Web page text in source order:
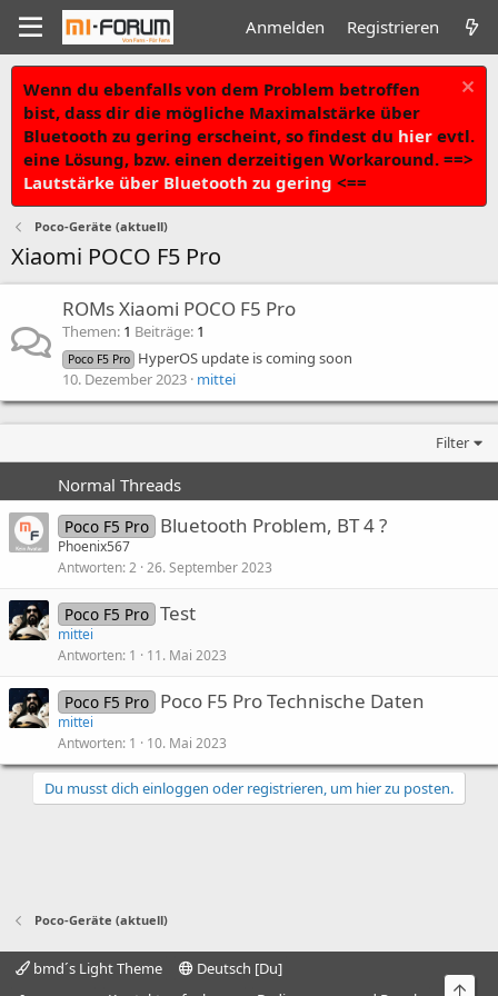
Anmelden Registrieren
Wenn du ebenfalls von dem Problem betroffen
bist, dass dir die mögliche Maximalstärke über
Bluetooth zu gering erscheint, so findest du hier evtl.
eine Lösung, bzw. einen derzeitigen Workaround. ==>
Lautstärke über Bluetooth zu gering <==
Poco-Geräte (aktuell)
Xiaomi POCO F5 Pro
ROMs Xiaomi POCO F5 Pro
Themen 1 Beiträge 1
Poco F5 Pro HyperOS update is coming soon
10. Dezember 2023 mittei
Filter
Normal Threads
Poco F5 Pro Bluetooth Problem, BT 4 ?
Phoenix567
Antworten 2 26. September 2023
Poco F5 Pro Test
mittei
Antworten 1 11. Mai 2023
Poco F5 Pro Poco F5 Pro Technische Daten
mittei
Antworten 1 10. Mai 2023
Du musst dich einloggen oder registrieren, um hier zu posten.
Poco-Geräte (aktuell)
bmd´s Light Theme
Deutsch [Du]